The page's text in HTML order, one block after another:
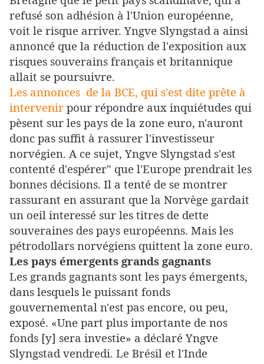
refusé son adhésion à l'Union européenne,
voit le risque arriver. Yngve Slyngstad a ainsi
annoncé que la réduction de l'exposition aux
risques souverains français et britannique
allait se poursuivre.
Les annonces de la BCE, qui s'est dite prête à
intervenir pour répondre aux inquiétudes qui
pèsent sur les pays de la zone euro, n'auront
donc pas suffit à rassurer l'investisseur
norvégien. A ce sujet, Yngve Slyngstad s'est
contenté d'espérer" que l'Europe prendrait les
bonnes décisions. Il a tenté de se montrer
rassurant en assurant que la Norvège gardait
un oeil interessé sur les titres de dette
souveraines des pays européenns. Mais les
pétrodollars norvégiens quittent la zone euro.
Les pays émergents grands gagnants
Les grands gagnants sont les pays émergents,
dans lesquels le puissant fonds
gouvernemental n'est pas encore, ou peu,
exposé. «Une part plus importante de nos
fonds [y] sera investie» a déclaré Yngve
Slyngstad vendredi. Le Brésil et l'Inde